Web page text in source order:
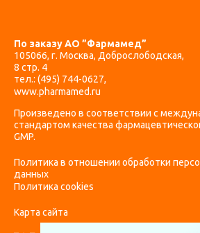
По заказу АО ”Фармамед”
105066, г. Москва, Доброслободская,
8 стр. 4
тел.: (495) 744-0627,
www.pharmamed.ru
Произведено в соответствии с
стандартом качества
GMP.
Политика в отношении обработки
данных
Политика cookies
Карта сайта